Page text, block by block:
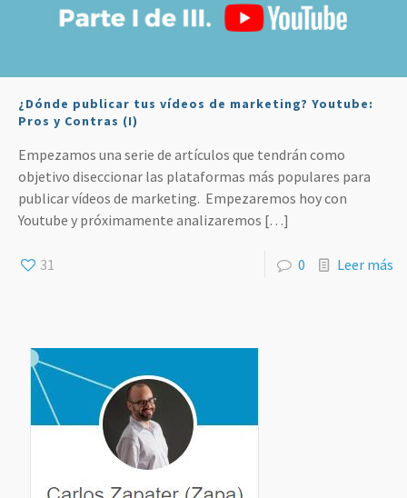
¿Dónde publicar tus vídeos de marketing? Youtube:
Pros y Contras (I)
Empezamos una serie de artículos que tendrán como
objetivo diseccionar las plataformas más populares para
publicar vídeos de marketing. Empezaremos hoy con
Youtube y próximamente analizaremos […]
31 0 Leer más